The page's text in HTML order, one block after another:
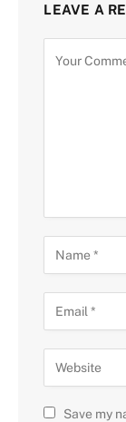
LEAVE A
Save my